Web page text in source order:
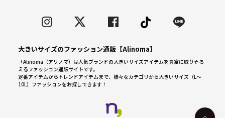
大きいサイズのファッション通販【Alinoma】
「Alinoma（アリノマ）は人気ブランドの大きいサイズアイテムを豊富に取りそろ
えるファッション通販サイトです。
定番アイテムからトレンドアイテムまで、様々なカテゴリから大きいサイズ（L～
10L）ファッションをお探しできます！